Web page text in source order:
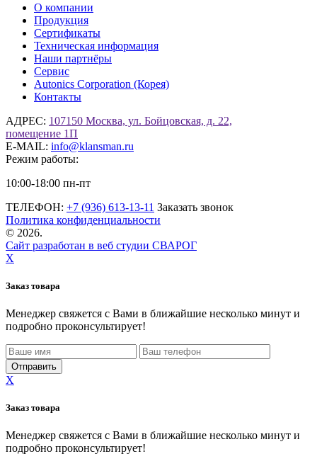
О компании
Продукция
Сертификаты
Техническая информация
Наши партнёры
Сервис
Autonics Corporation (Корея)
Контакты
АДРЕС: 107150 Москва, ул. Бойцовская, д. 22,
помещение 1П
E-MAIL: info@klansman.ru
Режим работы:
10:00-18:00 пн-пт
ТЕЛЕФОН: +7 (936) 613-13-11 Заказать звонок
Политика конфиденциальности
© 2026.
Сайт разработан в веб студии СВАРОГ
X
Заказ товара
Менеджер свяжется с Вами в ближайшие несколько минут и
подробно проконсультирует!
X
Заказ товара
Менеджер свяжется с Вами в ближайшие несколько минут и
подробно проконсультирует!